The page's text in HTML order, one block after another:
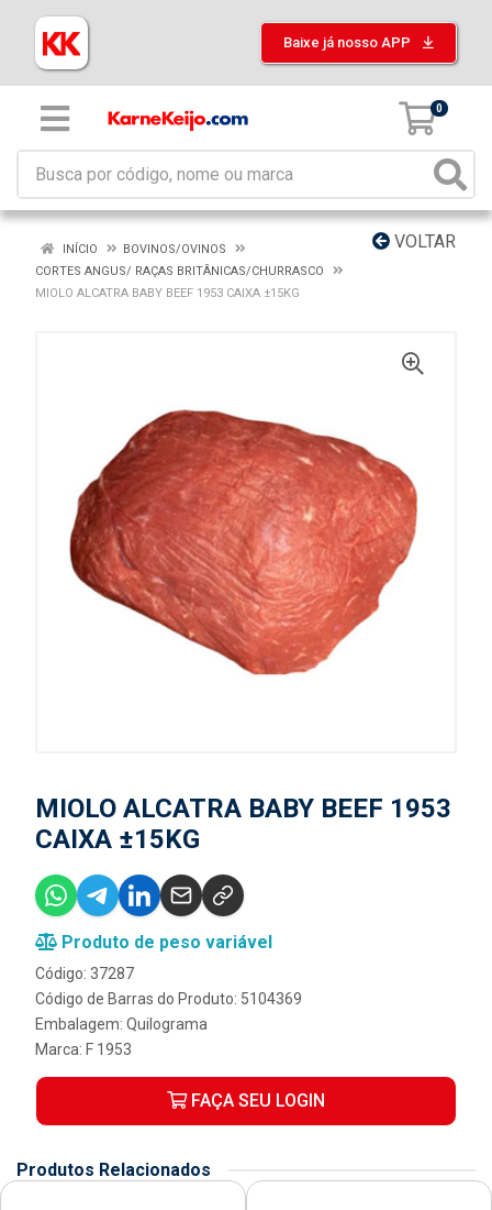
Baixe já nosso APP
0
VOLTAR
INÍCIO
BOVINOS/OVINOS
CORTES ANGUS/ RAÇAS BRITÂNICAS/CHURRASCO
MIOLO ALCATRA BABY BEEF 1953 CAIXA ±15KG
MIOLO ALCATRA BABY BEEF 1953
CAIXA ±15KG
Produto de peso variável
Código: 37287
Código de Barras do Produto: 5104369
Embalagem: Quilograma
Marca: F 1953
FAÇA SEU LOGIN
Produtos Relacionados